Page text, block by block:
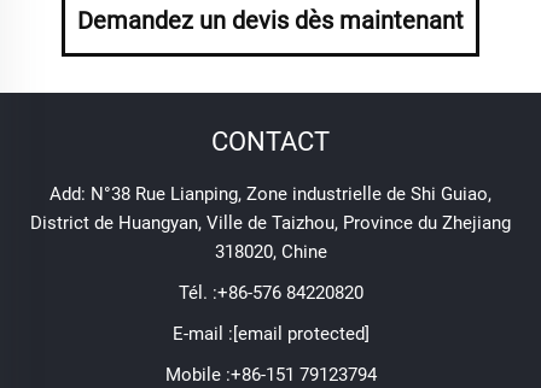
Demandez un devis dès maintenant
CONTACT
Add: N°38 Rue Lianping, Zone industrielle de Shi Guiao,
District de Huangyan, Ville de Taizhou, Province du Zhejiang
318020, Chine
Tél. :+86-576 84220820
E-mail : [email protected]
Mobile :+86-151 79123794